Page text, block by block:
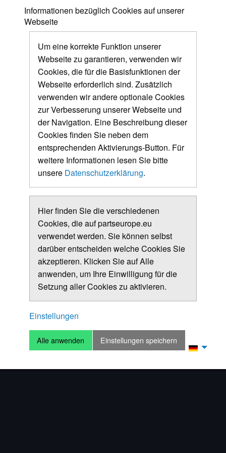
Informationen bezüglich Cookies auf unserer
Webseite
Um eine korrekte Funktion unserer
Webseite zu garantieren, verwenden wir
Cookies, die für die Basisfunktionen der
Webseite erforderlich sind. Zusätzlich
verwenden wir andere optionale Cookies
zur Verbesserung unserer Webseite und
der Navigation. Eine Beschreibung dieser
Cookies finden Sie neben dem
entsprechenden Aktivierungs-Button. Für
weitere Informationen lesen Sie bitte
unsere Datenschutzerklärung.
Hier finden Sie die verschiedenen
Cookies, die auf partseurope.eu
verwendet werden. Sie können selbst
darüber entscheiden welche Cookies Sie
akzeptieren. Klicken Sie auf Alle
anwenden, um Ihre Einwilligung für die
Setzung aller Cookies zu aktivieren.
Einstellungen
Alle anwenden Einstellungen speichern